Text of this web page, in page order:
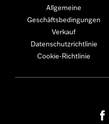
Allgemeine
Geschäftsbedingungen
Verkauf
Datenschutzrichtlinie
Cookie-Richtlinie